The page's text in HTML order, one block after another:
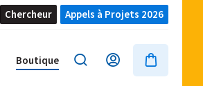
Chercheur Appels à Projets 2026
Boutique